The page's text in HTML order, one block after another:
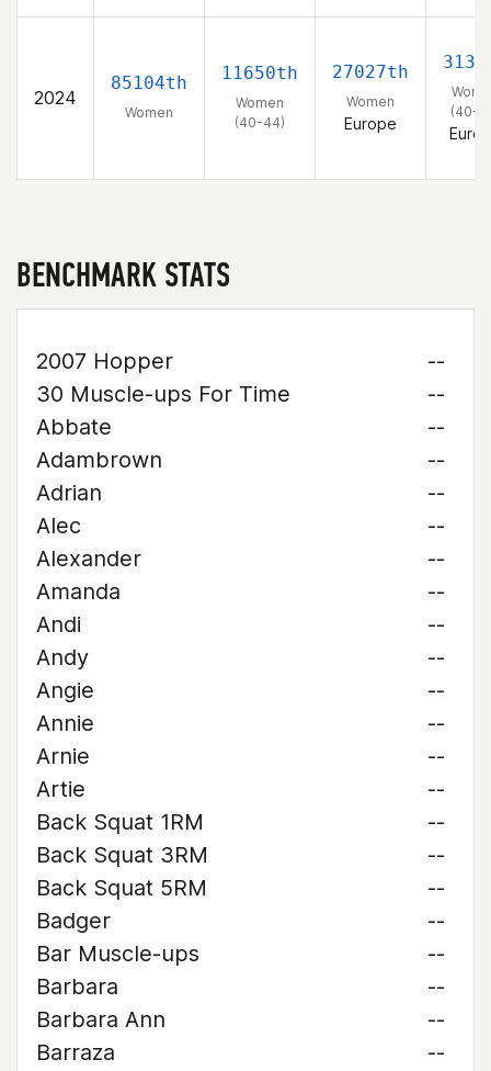
2024
85104th
Women
11650th
Women
(40-44)
27027th
Women
Europe
(40-
BENCHMARK STATS
2007 Hopper
--
30 Muscle-ups For Time
--
Abbate
--
Adambrown
--
Adrian
--
Alec
--
Alexander
--
Amanda
--
Andi
--
Andy
--
Angie
--
Annie
--
Arnie
--
Artie
--
Back Squat 1RM
--
Back Squat 3RM
--
Back Squat 5RM
--
Badger
--
Bar Muscle-ups
--
Barbara
--
Barbara Ann
--
Barraza
--